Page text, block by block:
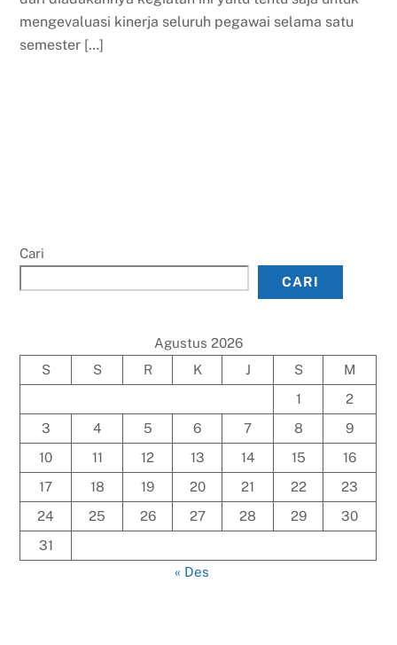
mengevaluasi kinerja seluruh pegawai selama satu
semester […]
Cari
CARI
Agustus 2026
S
S R K J S
M
1
2
3
4 5 6 7 8
9
10
11 12 13 14 15
16
17
18 19 20 21 22
23
24
25 26 27 28 29
30
31
« Des